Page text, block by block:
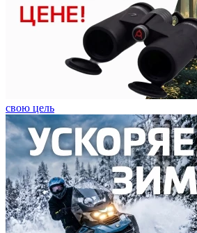
свою цель